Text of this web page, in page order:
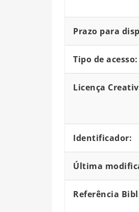
Prazo para
Tipo de acesso:
Licença
Identificador:
Última
Referência